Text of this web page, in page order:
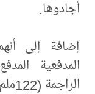
أجادوها.
إضافة إلى
الراجمة (122ملم)، والراجمة (107ملم), كاتيوشا.